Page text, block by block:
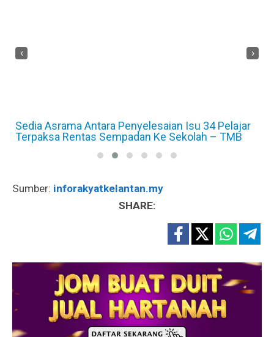
Sedia Asrama Antara Penyelesaian Isu 34 Pelajar
Terpaksa Rentas Sempadan Ke Sekolah – TMB
‹ ›
Sumber: inforakyatkelantan.my
SHARE: